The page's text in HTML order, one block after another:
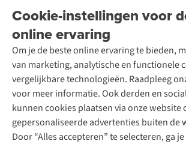
Cookie-instellingen voor
online ervaring
Om je de beste online ervaring te bieden,
van marketing, analytische en functionele
vergelijkbare technologieën. Raadpleeg
voor meer informatie. Ook derden en
kunnen cookies plaatsen via onze website
gepersonaliseerde advertenties buiten de
Door “Alles accepteren” te selecteren, ga
Garantie
Contact
Onze winkels
Over A.S.Adventure
Toegankelijkheidsverklaring
Ski-onderhoud
Wasservice
Schoenonderhoud
Schoenherstelling
Kledingherstelling
Retouches
Voor bedrijven
A.S.Magazine
Podcast
Explore Academy
Explore Camp
Gear Check
Inspiratie & advies
Meld je aan voor de nieuwsbrief
Follow us